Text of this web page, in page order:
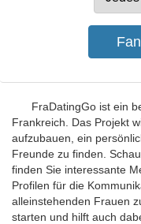
FraDatingGo ist ein
Frankreich. Das Projekt
aufzubauen, ein
Freunde zu finden.
finden Sie interessante
Profilen für die
alleinstehenden Frauen
starten und hilft auch